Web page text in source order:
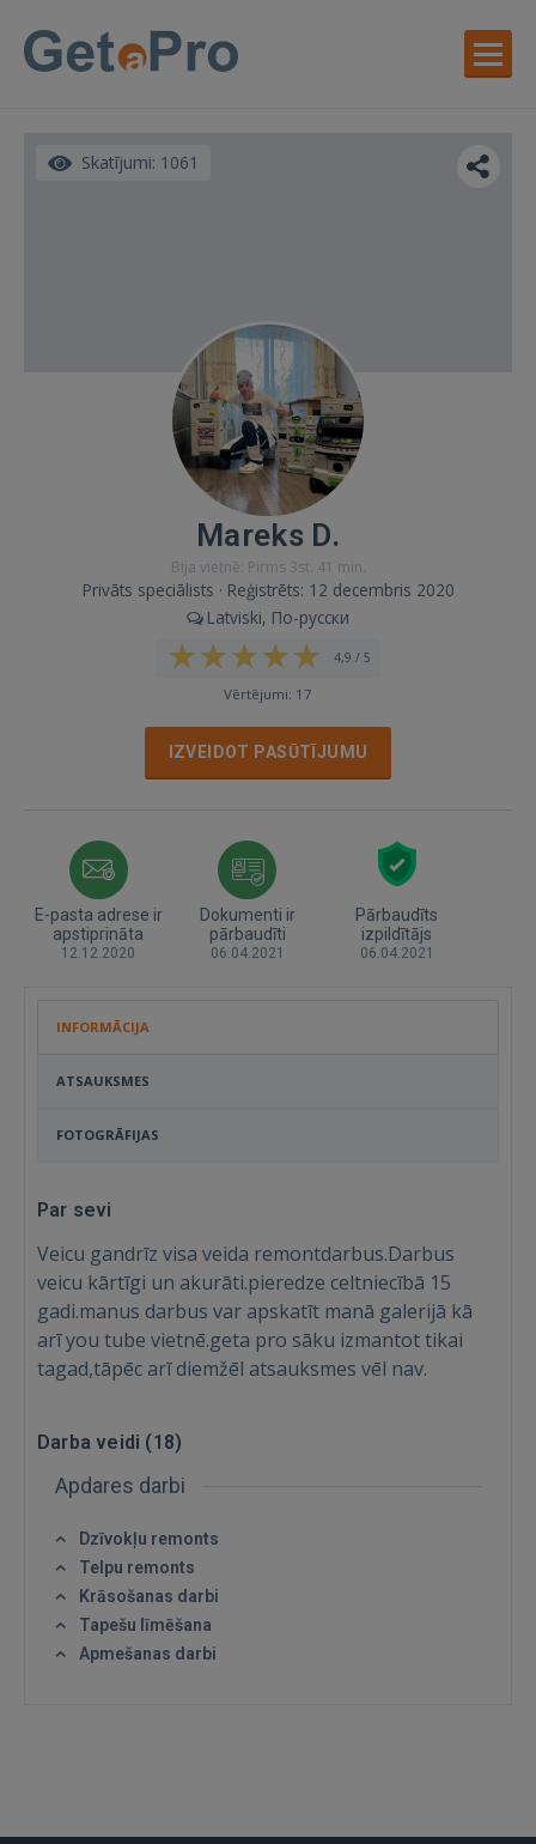
Ienākt
Skatījumi: 1061
Mareks D.
Bija vietnē: Pirms 3st. 41 min.
Privāts speciālists · Reģistrēts: 12 decembris 2020
Latviski, По-русски
4,9 / 5
Vērtējumi: 17
IZVEIDOT PASŪTĪJUMU
E-pasta adrese ir
apstiprināta
12.12.2020
Dokumenti ir
pārbaudīti
06.04.2021
Pārbaudīts
izpildītājs
06.04.2021
INFORMĀCIJA
ATSAUKSMES
FOTOGRĀFIJAS
Par sevi
Veicu gandrīz visa veida remontdarbus.Darbus
veicu kārtīgi un akurāti.pieredze celtniecībā 15
gadi.manus darbus var apskatīt manā galerijā kā
arī you tube vietnē.geta pro sāku izmantot tikai
tagad,tāpēc arī diemžēl atsauksmes vēl nav.
Darba veidi (18)
Apdares darbi
Dzīvokļu remonts
Telpu remonts
Krāsošanas darbi
Tapešu līmēšana
Apmešanas darbi